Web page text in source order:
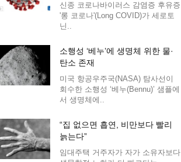
신종 코로나바이러스 감염증 후유증
'롱 코로나'(Long COVID)가 세로토
닌..
소행성 ‘베누’에 생명체 위한 물·
탄소 존재
미국 항공우주국(NASA) 탐사선이
회수한 소행성 ‘베누(Bennu)’ 샘플에
서 생명체에..
“집 없으면 흡연, 비만보다 빨리
늙는다”
임대주택 거주자가 자가 소유자보다